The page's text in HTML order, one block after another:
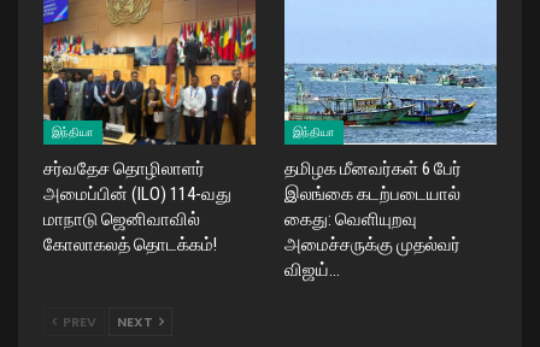
இந்தியா
சர்வதேச தொழிலாளர்
அமைப்பின் (ILO) 114-வது
மாநாடு ஜெனிவாவில்
கோலாகலத் தொடக்கம்!
இந்தியா
தமிழக மீனவர்கள் 6 பேர்
இலங்கை கடற்படையால்
கைது: வெளியுறவு
அமைச்சருக்கு முதல்வர்
விஜய்…
PREV NEXT